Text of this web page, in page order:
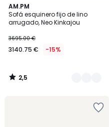
AM.PM
Sofá esquinero fijo de lino
arrugado, Neo Kinkajou
3695.00 €
3140.75 € -15%
2,5
/ 5
2
Colores
2,5
/